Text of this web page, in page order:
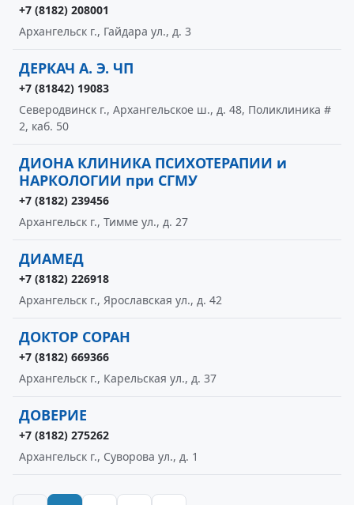
+7 (8182) 208001
Архангельск г., Гайдара ул., д. 3
ДЕРКАЧ А. Э. ЧП
+7 (81842) 19083
Северодвинск г., Архангельское ш., д. 48, Поликлиника #
2, каб. 50
ДИОНА КЛИНИКА ПСИХОТЕРАПИИ и
НАРКОЛОГИИ при СГМУ
+7 (8182) 239456
Архангельск г., Тимме ул., д. 27
ДИАМЕД
+7 (8182) 226918
Архангельск г., Ярославская ул., д. 42
ДОКТОР СОРАН
+7 (8182) 669366
Архангельск г., Карельская ул., д. 37
ДОВЕРИЕ
+7 (8182) 275262
Архангельск г., Суворова ул., д. 1